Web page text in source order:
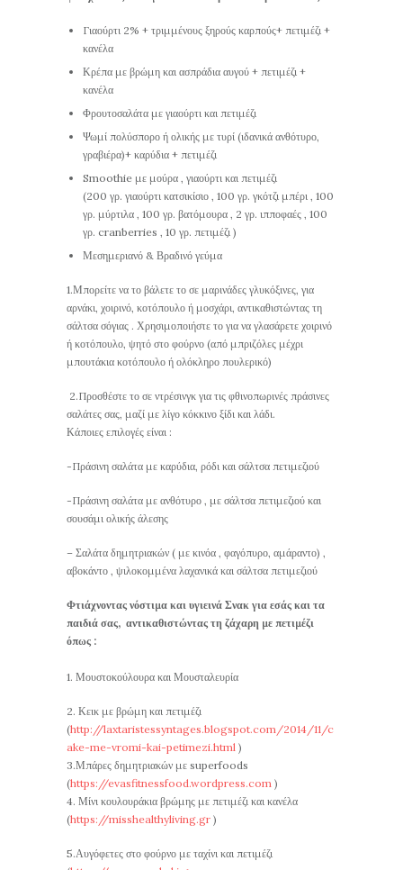
Γιαούρτι 2% + τριμμένους ξηρούς καρπούς+ πετιμέζι +
κανέλα
Κρέπα με βρώμη και ασπράδια αυγού + πετιμέζι +
κανέλα
Φρουτοσαλάτα με γιαούρτι και πετιμέζι
Ψωμί πολύσπορο ή ολικής με τυρί (ιδανικά ανθότυρο,
γραβιέρα)+ καρύδια + πετιμέζι
Smoothie με μούρα , γιαούρτι και πετιμέζι
(200 γρ. γιαούρτι κατσικίσιο , 100 γρ. γκότζι μπέρι , 100
γρ. μύρτιλα , 100 γρ. βατόμουρα , 2 γρ. ιπποφαές , 100
γρ. cranberries , 10 γρ. πετιμέζι )
Μεσημεριανό & Βραδινό γεύμα
1.Μπορείτε να το βάλετε το σε μαρινάδες γλυκόξινες, για
αρνάκι, χοιρινό, κοτόπουλο ή μοσχάρι, αντικαθιστώντας τη
σάλτσα σόγιας . Χρησιμοποιήστε το για να γλασάρετε χοιρινό
ή κοτόπουλο, ψητό στο φούρνο (από μπριζόλες μέχρι
μπουτάκια κοτόπουλο ή ολόκληρο πουλερικό)
2.Προσθέστε το σε ντρέσινγκ για τις φθινοπωρινές πράσινες
σαλάτες σας, μαζί με λίγο κόκκινο ξίδι και λάδι.
Κάποιες επιλογές είναι :
-Πράσινη σαλάτα με καρύδια, ρόδι και σάλτσα πετιμεζιού
-Πράσινη σαλάτα με ανθότυρο , με σάλτσα πετιμεζιού και
σουσάμι ολικής άλεσης
– Σαλάτα δημητριακών ( με κινόα , φαγόπυρο, αμάραντο) ,
αβοκάντο , ψιλοκομμένα λαχανικά και σάλτσα πετιμεζιού
Φτιάχνοντας νόστιμα και υγιεινά Σνακ για εσάς και τα
παιδιά σας, αντικαθιστώντας τη ζάχαρη με πετιμέζι
όπως :
1. Μουστοκούλουρα και Μουσταλευρία
2. Κεικ με βρώμη και πετιμέζι
(http://laxtaristessyntages.blogspot.com/2014/11/c
ake-me-vromi-kai-petimezi.html )
3.Μπάρες δημητριακών με superfoods
(https://evasfitnessfood.wordpress.com )
4. Μίνι κουλουράκια βρώμης με πετιμέζι και κανέλα
(https://misshealthyliving.gr )
5.Αυγόφετες στο φούρνο με ταχίνι και πετιμέζι